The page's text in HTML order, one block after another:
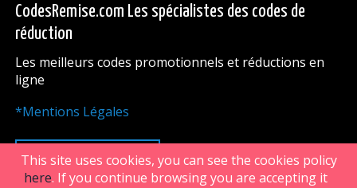
CodesRemise.com Les spécialistes des codes de
réduction
Les meilleurs codes promotionnels et réductions en
ligne
*Mentions Légales
HAUT DE PAGE
This site uses cookies, you can see the cookies policy
here. If you continue browsing you are accepting it